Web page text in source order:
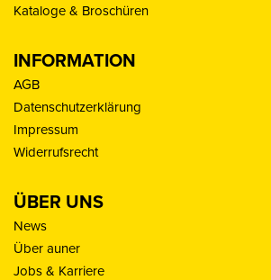
Kataloge & Broschüren
INFORMATION
AGB
Datenschutzerklärung
Impressum
Widerrufsrecht
ÜBER UNS
News
Über auner
Jobs & Karriere